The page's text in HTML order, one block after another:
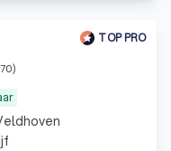
TOP PRO